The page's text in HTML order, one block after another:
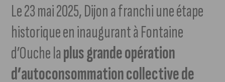
Le 23 mai 2025, Dijon a franchi une étape
historique en inaugurant à Fontaine
d’Ouche laplus grande opération
d’autoconsommation collective de